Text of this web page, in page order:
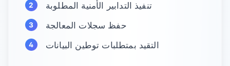
تنفيذ التدابير الأمنية المطلوبة
حفظ سجلات المعالجة
التقيد بمتطلبات توطين البيانات